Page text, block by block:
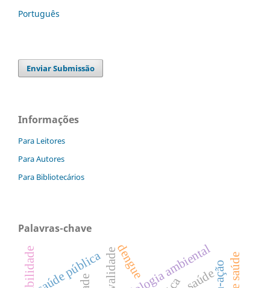
Português
Enviar Submissão
Informações
Para Leitores
Para Autores
Para Bibliotecários
Palavras-chave
saúde públicavalidadedengue saúde